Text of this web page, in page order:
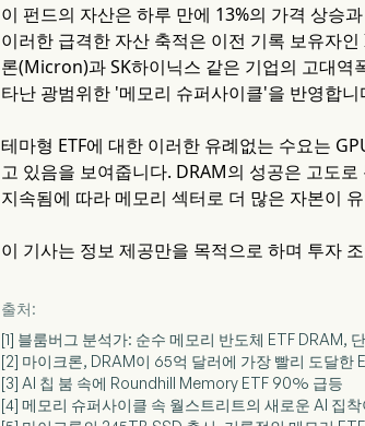
이 펀드의 자산은 하루 만에 13%의 가격 상승
이러한 급격한 자산 축적은 이전 기록 보유자
론(Micron)과 SK하이닉스 같은 기업의 고대역
타난 광범위한 '메모리 슈퍼사이클'을 반영합니
테마형 ETF에 대한 이러한 유례없는 수요는
고 있음을 보여줍니다. DRAM의 성공은 고도
지속됨에 따라 메모리 섹터로 더 많은 자본이
이 기사는 정보 제공만을 목적으로 하며 투자
출처:
[1] 블룸버그 분석가: 순수 메모리 반도체 ETF DRAM,
[2] 마이크론, DRAM이 65억 달러에 가장 빨리 도달한
[3] AI 칩 붐 속에 Roundhill Memory ETF 90% 급등
[4] 메모리 슈퍼사이클 속 월스트리트의 새로운 AI 집